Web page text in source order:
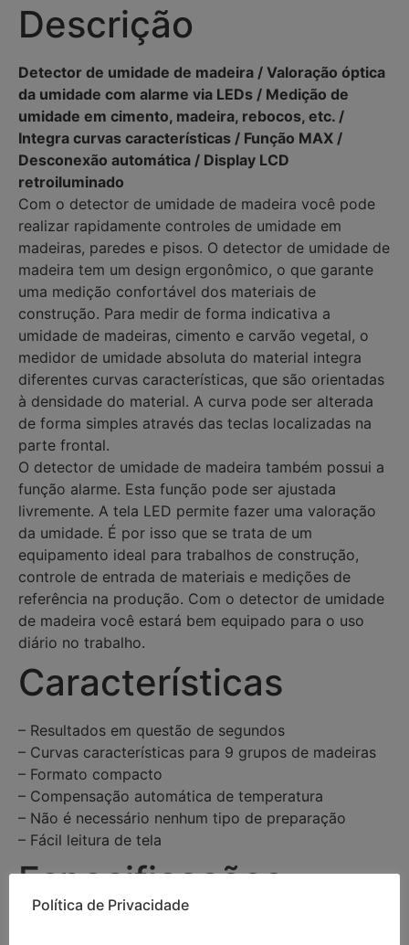
Descrição
Detector de umidade de madeira / Valoração óptica
da umidade com alarme via LEDs / Medição de
umidade em cimento, madeira, rebocos, etc. /
Integra curvas características / Função MAX /
Desconexão automática / Display LCD
retroiluminado
Com o detector de umidade de madeira você pode
realizar rapidamente controles de umidade em
madeiras, paredes e pisos. O detector de umidade de
madeira tem um design ergonômico, o que garante
uma medição confortável dos materiais de
construção. Para medir de forma indicativa a
umidade de madeiras, cimento e carvão vegetal, o
medidor de umidade absoluta do material integra
diferentes curvas características, que são orientadas
à densidade do material. A curva pode ser alterada
de forma simples através das teclas localizadas na
parte frontal.
O detector de umidade de madeira também possui a
função alarme. Esta função pode ser ajustada
livremente. A tela LED permite fazer uma valoração
da umidade. É por isso que se trata de um
equipamento ideal para trabalhos de construção,
controle de entrada de materiais e medições de
referência na produção. Com o detector de umidade
de madeira você estará bem equipado para o uso
diário no trabalho.
Características
– Resultados em questão de segundos
– Curvas características para 9 grupos de madeiras
– Formato compacto
– Compensação automática de temperatura
– Não é necessário nenhum tipo de preparação
– Fácil leitura de tela
Especificações
Política de Privacidade